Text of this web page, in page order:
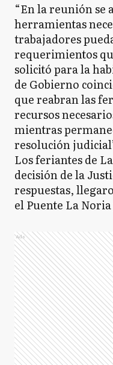
“En la reunión se
herramientas
trabajadores
requerimientos
solicitó para la
de Gobierno
que reabran las
recursos
mientras
resolución
Los feriantes de
decisión de la
respuestas,
el Puente La
Ads